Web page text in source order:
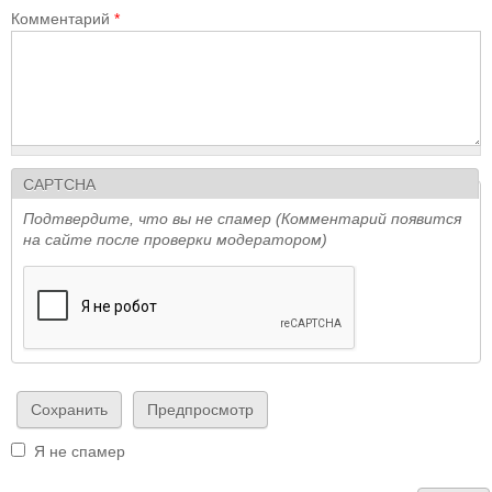
Комментарий *
CAPTCHA
Подтвердите, что вы не спамер (Комментарий появится
на сайте после проверки модератором)
Я не спамер